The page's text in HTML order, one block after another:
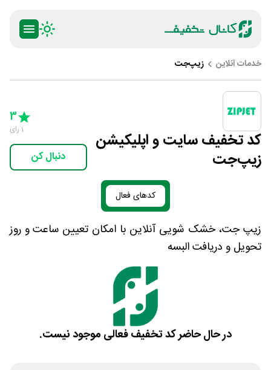
خدمات آنلاین زیپ‌جت
کد تخفیف سایت و اپلیکیشن
زیپ‌جت
5 Stars
3
1 رای
دنبال کن
کدهای فعال
زیپ جت، خشک شویی آنلاین با امکان تعیین ساعت و روز
تحویل و دریافت البسه
در حال حاضر کد تخفیف فعالی موجود نیست.